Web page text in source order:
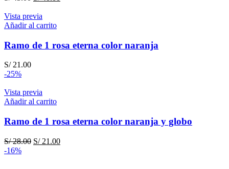
original
era:
Vista previa
Añadir al carrito
Ramo de 1 rosa eterna color naranja
S/21.00
-25%
Vista previa
Añadir al carrito
Ramo de 1 rosa eterna color naranja y globo
S/28.00 El
S/21.00El
-16%